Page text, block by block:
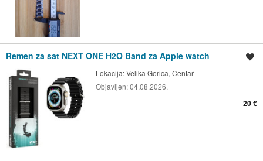
Remen za sat NEXT ONE H2O Band za Apple watch
Lokacija:Velika Gorica, Centar
Objavljen:04.08.2026.
20 €